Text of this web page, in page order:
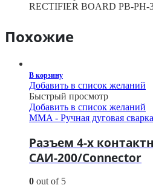
RECTIFIER BOARD PB-PH-
Похожие
В корзину
Добавить в список желаний
Быстрый просмотр
Добавить в список желаний
MMA - Ручная дуговая сварка
Разъем 4-х
САИ-200/Connector
0 out of 5